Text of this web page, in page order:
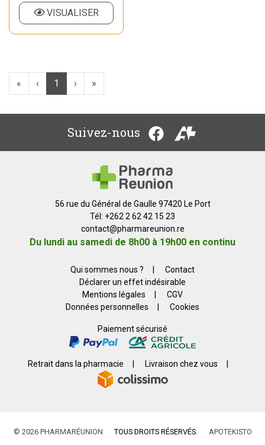
VISUALISER
« ‹ 1 › »
Suivez-nous
56 rue du Général de Gaulle 97420 Le Port
Tél: +262 2 62 42 15 23
contact@pharmareunion.re
Du lundi au samedi de 8h00 à 19h00 en continu
Qui sommes nous ?
Contact
Déclarer un effet indésirable
Mentions légales
CGV
Données personnelles
Cookies
Paiement sécurisé
Retrait dans la pharmacie Livraison chez vous
© 2026 PHARMARÉUNION TOUS DROITS RÉSERVÉS. APOTEKISTO